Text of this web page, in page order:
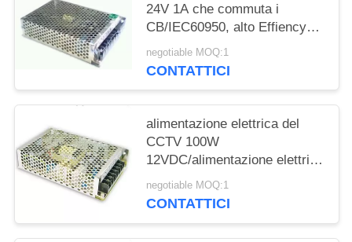
24V 1A che commuta i
CB/IEC60950, alto Effiency
dell'alimentazione elettrica del
CCTV 25W
negotiable MOQ:1
CONTATTICI
alimentazione elettrica del
CCTV 100W
12VDC/alimentazione elettrica
di commutazione di alta
efficienza 220V
negotiable MOQ:1
CONTATTICI